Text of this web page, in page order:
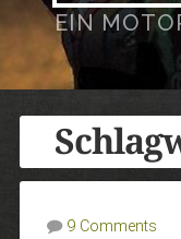
EIN
9 Comments